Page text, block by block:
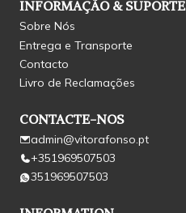
INFORMAÇÃO & SUPORTE
Sobre Nós
Entrega e Transporte
Contacto
Livro de Reclamações
CONTACTE-NOS
admin@vitorafonso.pt
+351969507503
351969507503